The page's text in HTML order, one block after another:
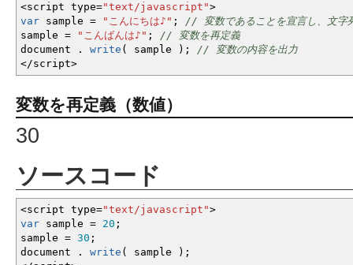
<script type="text/javascript">
var sample = "こんにちは♪" ;
// 変数であることを宣言し、文字
sample = "こんばんは♪" ;
// 変数を再定義
document . write ( sample ) ;
// 変数の内容を出力
</script>
変数を再定義（数値）
30
ソースコード
<script type="text/javascript">
var sample = 20 ;
sample = 30 ;
document . write ( sample ) ;